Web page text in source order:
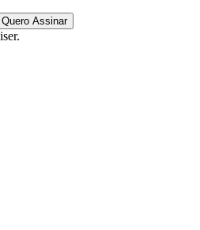
Quero Assinar